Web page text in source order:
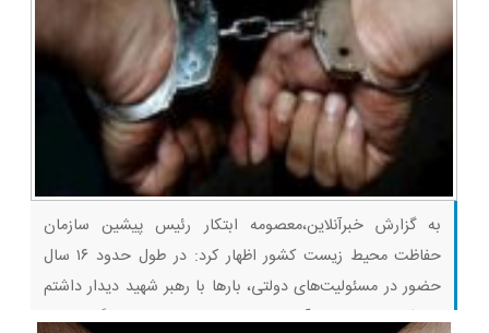
به گزارش خبرآنلاین،معصومه ابتکار رئیس پیشین سازمان
حفاظت محیط‌ زیست کشور اظهار کرد: در طول حدود ۱۶ سال
حضور در مسئولیت‌های دولتی، بارها با رهبر شهید دیدار داشتم
که یکی از نخستین آنها در سال ۱۳۷۷ و برای ارائه گزارشی از